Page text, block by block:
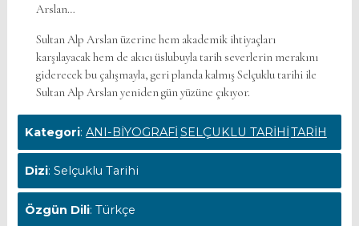
Arslan…
Sultan Alp Arslan üzerine hem akademik ihtiyaçları
karşılayacak hem de akıcı üslubuyla tarih severlerin merakını
giderecek bu çalışmayla, geri planda kalmış Selçuklu tarihi ile
Sultan Alp Arslan yeniden gün yüzüne çıkıyor.
Kategori:ANI-BİYOGRAFİ SELÇUKLU TARİHİTARİH
Dizi: Selçuklu Tarihi
Özgün Dili: Türkçe